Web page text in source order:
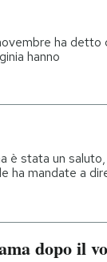
ha detto
hanno
è stata un saluto,
ha mandate a
dopo il